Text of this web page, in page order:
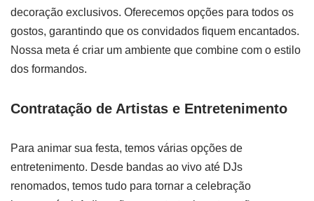
decoração exclusivos. Oferecemos opções para todos os
gostos, garantindo que os convidados fiquem encantados.
Nossa meta é criar um ambiente que combine com o estilo
dos formandos.
Contratação de Artistas e Entretenimento
Para animar sua festa, temos várias opções de
entretenimento. Desde bandas ao vivo até DJs
renomados, temos tudo para tornar a celebração